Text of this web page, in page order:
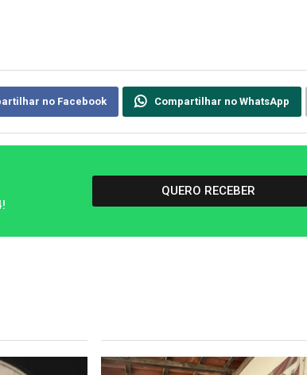
no Facebook Compartilhar no WhatsApp
QUERO RECEBER